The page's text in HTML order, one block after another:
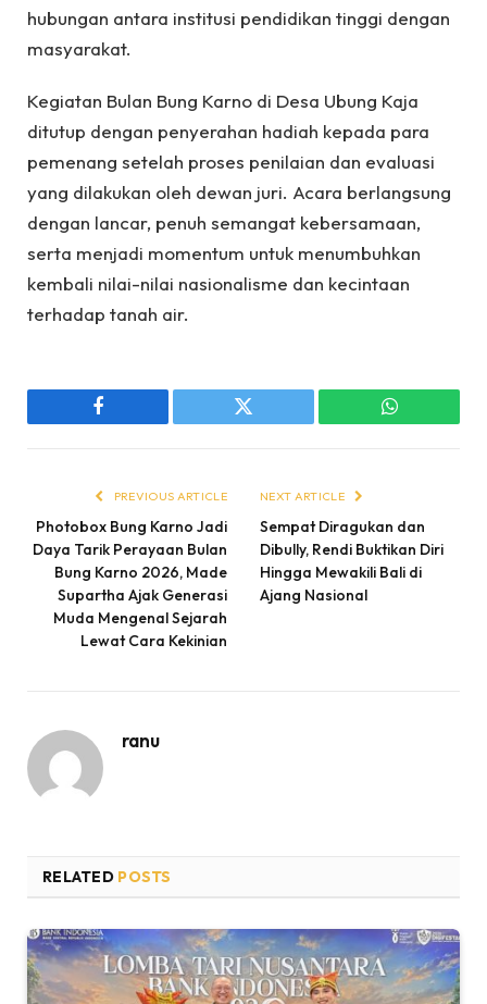
hubungan antara institusi pendidikan tinggi dengan
masyarakat.
Kegiatan Bulan Bung Karno di Desa Ubung Kaja
ditutup dengan penyerahan hadiah kepada para
pemenang setelah proses penilaian dan evaluasi
yang dilakukan oleh dewan juri. Acara berlangsung
dengan lancar, penuh semangat kebersamaan,
serta menjadi momentum untuk menumbuhkan
kembali nilai-nilai nasionalisme dan kecintaan
terhadap tanah air.
Facebook Twitter WhatsApp
PREVIOUS ARTICLE
Photobox Bung Karno Jadi
Daya Tarik Perayaan Bulan
Bung Karno 2026, Made
Supartha Ajak Generasi
Muda Mengenal Sejarah
Lewat Cara Kekinian
NEXT ARTICLE
Sempat Diragukan dan
Dibully, Rendi Buktikan Diri
Hingga Mewakili Bali di
Ajang Nasional
ranu
RELATED POSTS